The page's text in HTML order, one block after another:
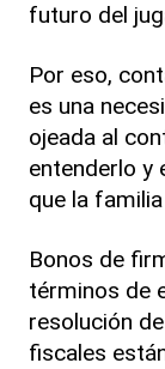
futuro del
Por eso,
es una
ojeada al
entenderlo y
que la
Bonos de
términos de
resolución
fiscales